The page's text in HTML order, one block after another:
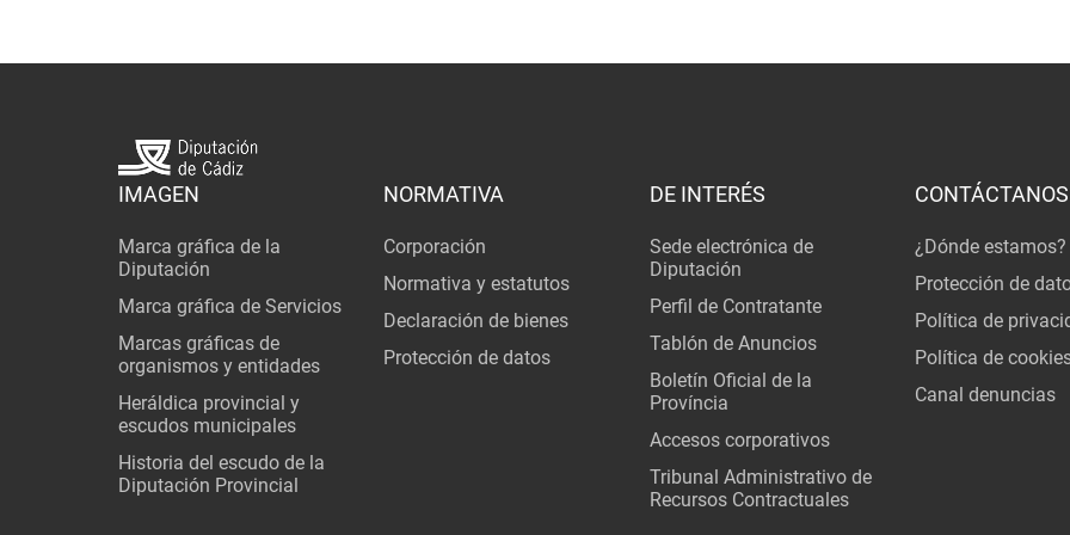
IMAGEN
Marca gráfica de la
Diputación
Marca gráfica de Servicios
Marcas gráficas de
organismos y entidades
Heráldica provincial y
escudos municipales
Historia del escudo de la
Diputación Provincial
NORMATIVA
Corporación
Normativa y estatutos
Declaración de bienes
Protección de datos
DE INTERÉS
Sede electrónica de
Diputación
Perfil de Contratante
Tablón de Anuncios
Boletín Oficial de la
Província
Accesos corporativos
Tribunal Administrativo de
Recursos Contractuales
CONTÁCTANOS
¿Dónde estamos?
Protección de
Política de
Política de
Canal denuncias